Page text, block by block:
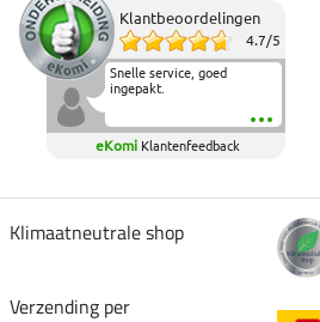
Klantbeoordelingen
4.7/5
Snelle service, goed
ingepakt.
eKomi Klantenfeedback
Klimaatneutrale shop
Verzending per